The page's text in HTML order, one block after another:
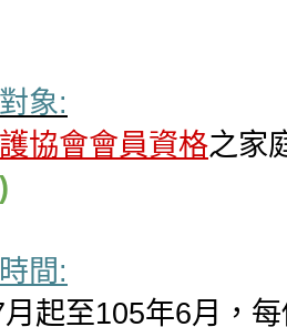
象:
協會會員資格之家
間:
月起至105年6月，